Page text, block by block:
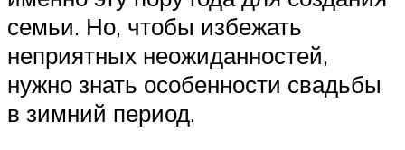
семьи. Но, чтобы избежать
неприятных неожиданностей,
нужно знать особенности свадьбы
в зимний период.